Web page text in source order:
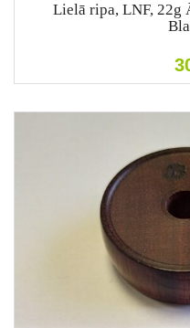
Lielā ripa, LNF, 22g